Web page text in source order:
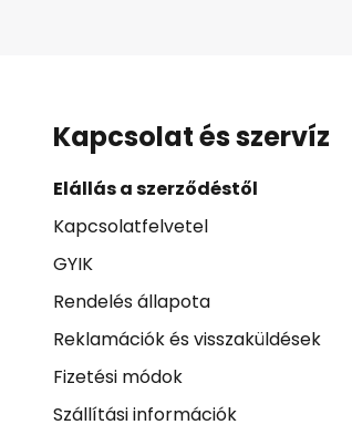
Kapcsolat és szervíz
Elállás a szerződéstől
Kapcsolatfelvetel
GYIK
Rendelés állapota
Reklamációk és visszaküldések
Fizetési módok
Szállítási információk